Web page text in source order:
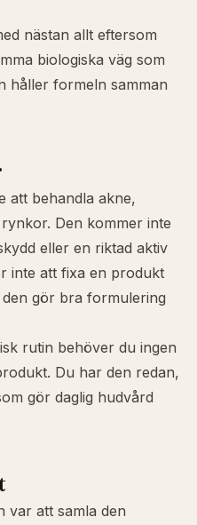
nästan allt eftersom
biologiska väg som
håller formeln samman
att behandla akne,
Den kommer inte
eller en riktad aktiv
inte att fixa en produkt
gör bra formulering
rutin behöver du ingen
Du har den redan,
gör daglig hudvård
var att samla den